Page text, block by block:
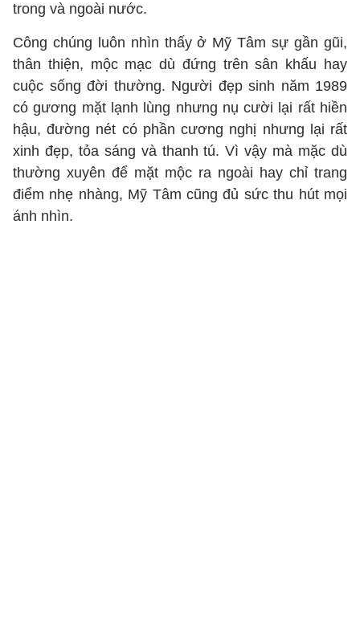
trong và ngoài nước.
Công chúng luôn nhìn thấy ở Mỹ Tâm sự gần gũi,
thân thiện, mộc mạc dù đứng trên sân khấu hay
cuộc sống đời thường. Người đẹp sinh năm 1989
có gương mặt lạnh lùng nhưng nụ cười lại rất hiền
hậu, đường nét có phần cương nghị nhưng lại rất
xinh đẹp, tỏa sáng và thanh tú. Vì vậy mà mặc dù
thường xuyên để mặt mộc ra ngoài hay chỉ trang
điểm nhẹ nhàng, Mỹ Tâm cũng đủ sức thu hút mọi
ánh nhìn.